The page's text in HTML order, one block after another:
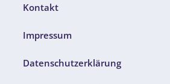
Kontakt
Impressum
Datenschutzerklärung